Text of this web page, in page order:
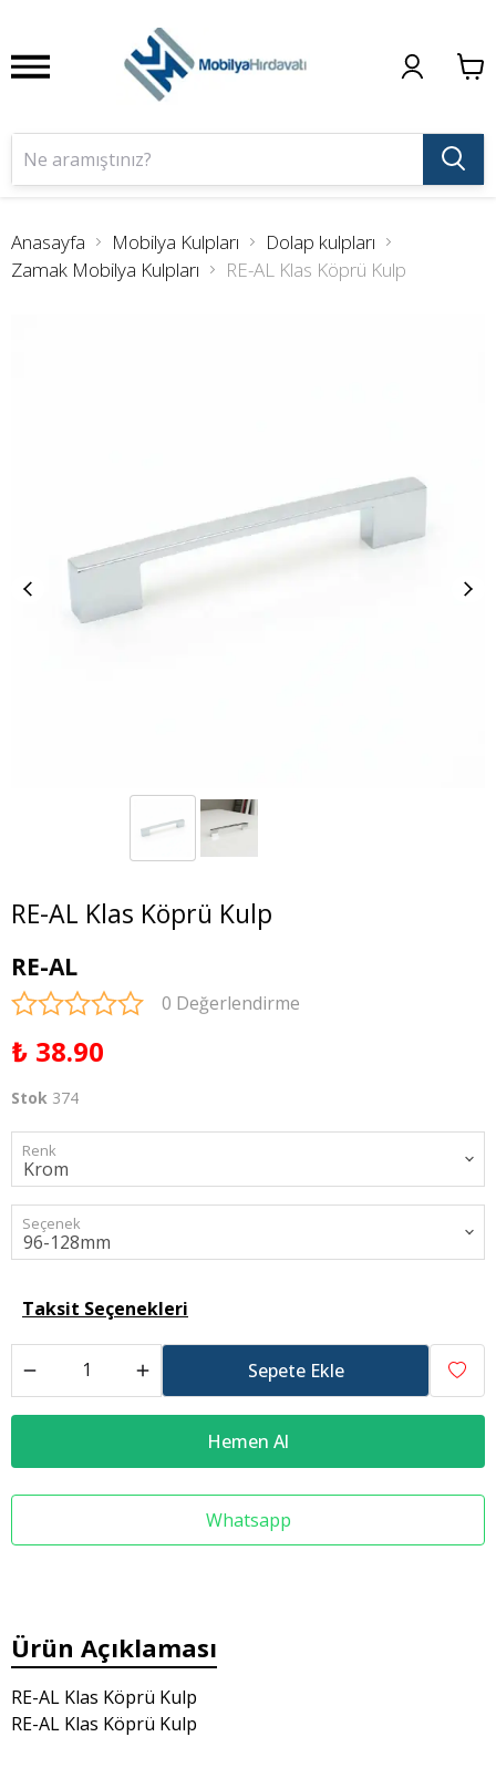
Anasayfa Mobilya Kulpları
Dolap kulpları
Zamak Mobilya Kulpları
RE-AL Klas Köprü Kulp
RE-AL Klas Köprü Kulp
RE-AL
0 Değerlendirme
₺ 38.90
Stok 374
Renk
Seçenek
Taksit Seçenekleri
Sepete Ekle
Hemen Al
Whatsapp
Ürün Açıklaması
RE-AL Klas Köprü Kulp
RE-AL Klas Köprü Kulp